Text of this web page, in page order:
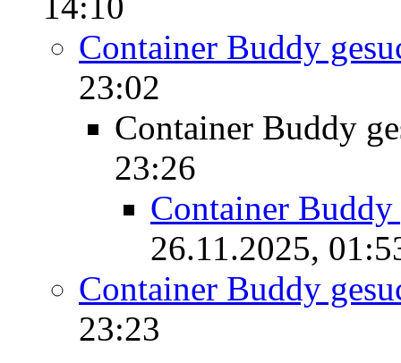
14:10
Container Buddy
23:02
Container Buddy
23:26
Container Buddy
26.11.2025,
Container Buddy
23:23